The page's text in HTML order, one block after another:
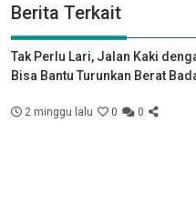
Berita Terkait
Tak Perlu Lari, Jalan Kaki
Bisa Bantu Turunkan Berat
2 minggu lalu 0 0